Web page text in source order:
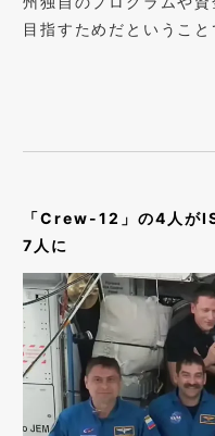
目指すためだということ
「Crew-12」の4人が
7人に